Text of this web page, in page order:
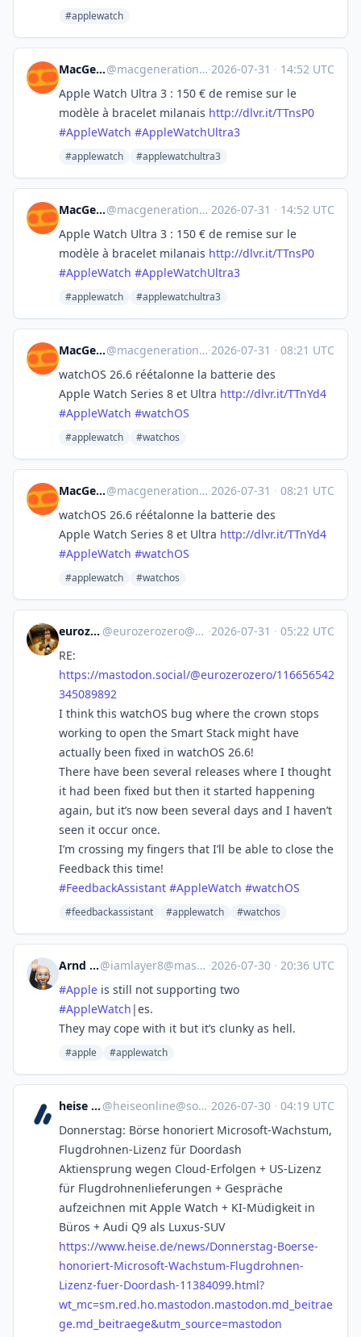
#applewatch
MacGeneration@macgeneration@social.macg.co ·2026-07-31 · 14:52 UTC
Apple Watch Ultra 3 : 150 € de remise sur le
modèle à bracelet milanais http://dlvr.it/TTnsP0
#AppleWatch #AppleWatchUltra3
#applewatch #applewatchultra3
MacGeneration@macgeneration@social.macg.co ·2026-07-31 · 14:52 UTC
Apple Watch Ultra 3 : 150 € de remise sur le
modèle à bracelet milanais http://dlvr.it/TTnsP0
#AppleWatch #AppleWatchUltra3
#applewatch #applewatchultra3
MacGeneration@macgeneration@social.macg.co ·2026-07-31 · 08:21 UTC
watchOS 26.6 réétalonne la batterie des
Apple Watch Series 8 et Ultra http://dlvr.it/TTnYd4
#AppleWatch #watchOS
#applewatch #watchos
MacGeneration@macgeneration@social.macg.co ·2026-07-31 · 08:21 UTC
watchOS 26.6 réétalonne la batterie des
Apple Watch Series 8 et Ultra http://dlvr.it/TTnYd4
#AppleWatch #watchOS
#applewatch #watchos
eurozerozero @eurozerozero@mastodon.social ·2026-07-31 · 05:22 UTC
RE:
https://mastodon.social/@eurozerozero/116656542
345089892
I think this watchOS bug where the crown stops
working to open the Smart Stack might have
actually been fixed in watchOS 26.6!
There have been several releases where I thought
it had been fixed but then it started happening
again, but it’s now been several days and I haven’t
seen it occur once.
I’m crossing my fingers that I’ll be able to close the
Feedback this time!
#FeedbackAssistant #AppleWatch #watchOS
#feedbackassistant #applewatch #watchos
Arnd Layer@iamlayer8@mastodon.social ·2026-07-30 · 20:36 UTC
#Apple is still not supporting two
#AppleWatch |es.
They may cope with it but it’s clunky as hell.
#apple #applewatch
heise online @heiseonline@social.heise.de ·2026-07-30 · 04:19 UTC
Donnerstag: Börse honoriert Microsoft-Wachstum,
Flugdrohnen-Lizenz für Doordash
Aktiensprung wegen Cloud-Erfolgen + US-Lizenz
für Flugdrohnenlieferungen + Gespräche
aufzeichnen mit Apple Watch + KI-Müdigkeit in
Büros + Audi Q9 als Luxus-SUV
https://www.heise.de/news/Donnerstag-Boerse-
honoriert-Microsoft-Wachstum-Flugdrohnen-
Lizenz-fuer-Doordash-11384099.html?
wt_mc=sm.red.ho.mastodon.mastodon.md_beitrae
ge.md_beitraege&utm_source=mastodon